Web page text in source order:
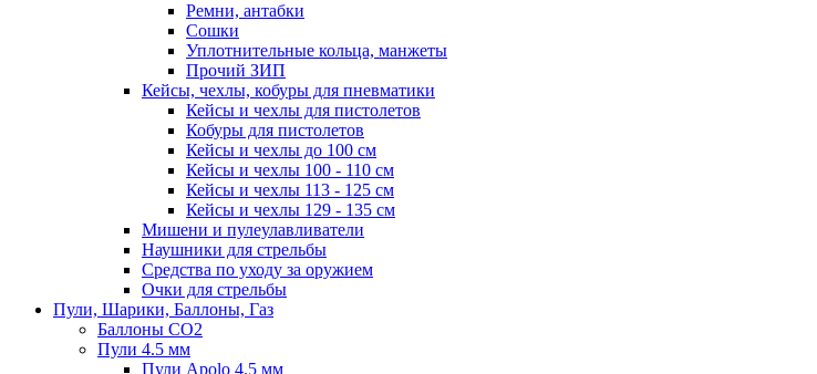
Ремни, антабки
Сошки
Уплотнительные кольца, манжеты
Прочий ЗИП
Кейсы, чехлы, кобуры для пневматики
Кейсы и чехлы для пистолетов
Кобуры для пистолетов
Кейсы и чехлы до 100 см
Кейсы и чехлы 100 - 110 см
Кейсы и чехлы 113 - 125 см
Кейсы и чехлы 129 - 135 см
Мишени и пулеулавливатели
Наушники для стрельбы
Средства по уходу за оружием
Очки для стрельбы
Пули, Шарики, Баллоны, Газ
Баллоны CO2
Пули 4.5 мм
Пули Apolo 4.5 мм